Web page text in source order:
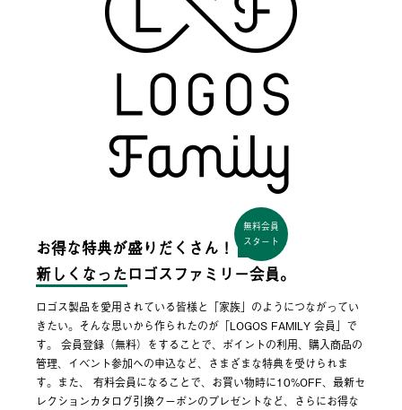
お得な特典が盛りだくさん！
無料会員
スタート
新しくなった ロゴスファミリー会員。
ロゴス製品を愛用されている皆様と「家族」のようにつながってい
きたい。そんな思いから作られたのが「LOGOS FAMILY 会員」で
す。 会員登録（無料）をすることで、ポイントの利用、購入商品の
管理、イベント参加への申込など、さまざまな特典を受けられま
す。また、 有料会員になることで、お買い物時に10%OFF、最新セ
レクションカタログ引換クーポンのプレゼントなど、さらにお得な